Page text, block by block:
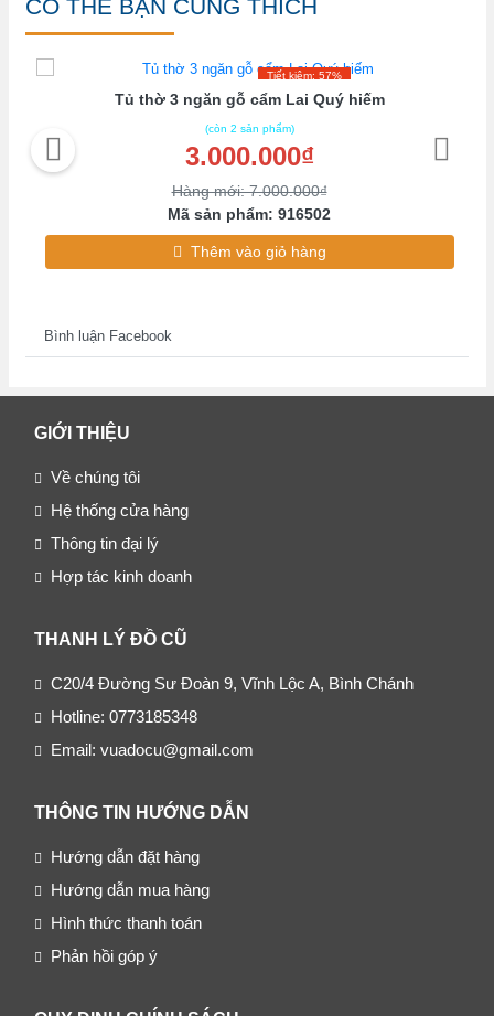
CÓ THỂ BẠN CŨNG THÍCH
Tiết kiệm: 57%
Tủ thờ 3 ngăn gỗ cẩm Lai Quý hiếm
(còn 2 sản phẩm)
3.000.000₫
Hàng mới: 7.000.000₫
Mã sản phẩm: 916502
Thêm vào giỏ hàng
Bình luận Facebook
GIỚI THIỆU
Về chúng tôi
Hệ thống cửa hàng
Thông tin đại lý
Hợp tác kinh doanh
THANH LÝ ĐỒ CŨ
C20/4 Đường Sư Đoàn 9, Vĩnh Lộc A, Bình Chánh
Hotline: 0773185348
Email: vuadocu@gmail.com
THÔNG TIN HƯỚNG DẪN
Hướng dẫn đặt hàng
Hướng dẫn mua hàng
Hình thức thanh toán
Phản hồi góp ý